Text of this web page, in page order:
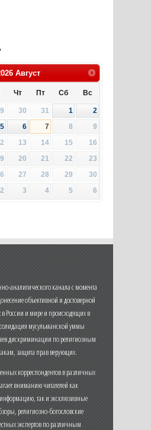
Август
Чт Пт Сб Вс
30 31 1
2
5 6 7 8
9
13 14 15
16
20 21 22
23
27 28 29
30
2 3 4 5 6
аналитического канала с момента
объективной и достоверной
России и мире и происходящих в
мусульманской уммы
дискриминации по религиозным
защита прав верующих.
корреспондентов в различных
вниманию читателей как
так и эксклюзивные
религиозно-богословские
экспертов по различным